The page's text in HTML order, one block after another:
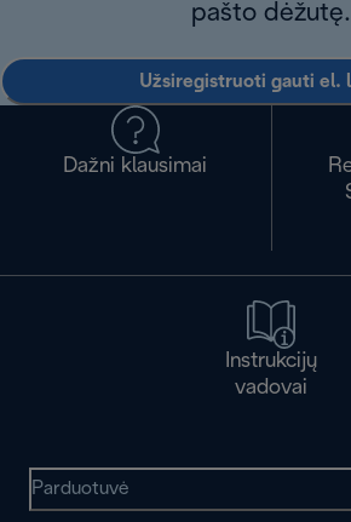
pašto dėžutę.
Užsiregistruoti gauti el.
Dažni klausimai
Instrukcijų
vadovai
Parduotuvė